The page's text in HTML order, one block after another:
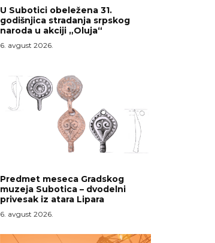
U Subotici obeležena 31.
godišnjica stradanja srpskog
naroda u akciji „Oluja“
6. avgust 2026.
Predmet meseca Gradskog
muzeja Subotica – dvodelni
privesak iz atara Lipara
6. avgust 2026.